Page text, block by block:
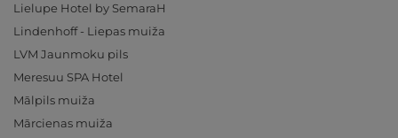
Lielupe Hotel by SemaraH
Lindenhoff - Liepas muiža
LVM Jaunmoku pils
Meresuu SPA Hotel
Mālpils muiža
Mārcienas muiža